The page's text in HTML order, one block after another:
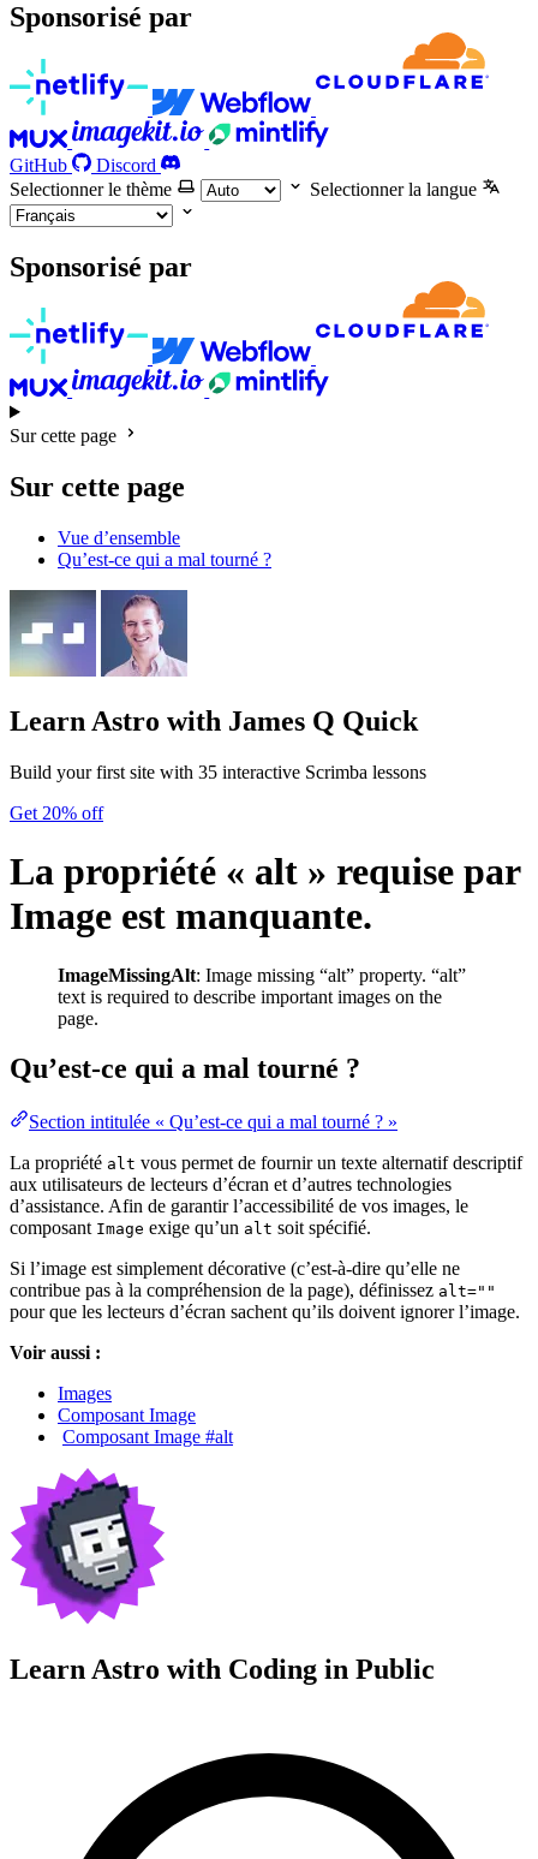
Sponsorisé par
GitHub
Discord
Selectionner le thème
Selectionner la langue
Sponsorisé par
Sur cette page
Sur cette page
Vue d’ensemble
Qu’est-ce qui a mal tourné ?
Learn Astro with James Q Quick
Build your first site with 35 interactive Scrimba lessons
Get 20% off
La propriété « alt » requise par
Image est manquante.
ImageMissingAlt: Image missing “alt” property. “alt”
text is required to describe important images on the
page.
Qu’est-ce qui a mal tourné ?
Section intitulée « Qu’est-ce qui a mal tourné ? »
La propriété alt vous permet de fournir un texte alternatif descriptif
aux utilisateurs de lecteurs d’écran et d’autres technologies
d’assistance. Afin de garantir l’accessibilité de vos images, le
composant Image exige qu’un alt soit spécifié.
Si l’image est simplement décorative (c’est-à-dire qu’elle ne
contribue pas à la compréhension de la page), définissez alt=""
pour que les lecteurs d’écran sachent qu’ils doivent ignorer l’image.
Voir aussi :
Images
Composant Image
Composant Image #alt
Learn Astro with Coding in Public